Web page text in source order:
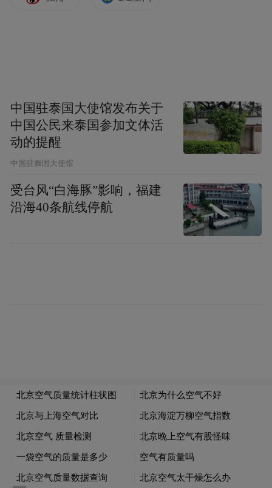
中国驻泰国大使馆发布关于
中国公民来泰国参加文体活
动的提醒
中国驻泰国大使馆
受台风“白海豚”影响，福建
沿海40条航线停航